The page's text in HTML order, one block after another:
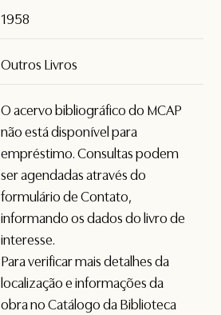
1958
Outros Livros
O acervo bibliográfico do MCAP
não está disponível para
empréstimo. Consultas podem
ser agendadas através do
formulário deContato,
informando os dados do livro de
interesse.
Para verificar mais detalhes da
localização e informações da
obra no Catálogo da Biblioteca